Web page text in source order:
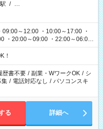
/ …
～12:00 ・10:00～17:00 ・
・20:00～09:00 ・22:00～06:00
！
歴書不要 / 副業・WワークOK / シ
集 / 電話対応なし / パソコンスキ
る 詳細へ